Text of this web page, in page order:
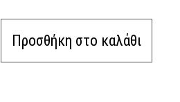
Προσθήκη στο καλάθι